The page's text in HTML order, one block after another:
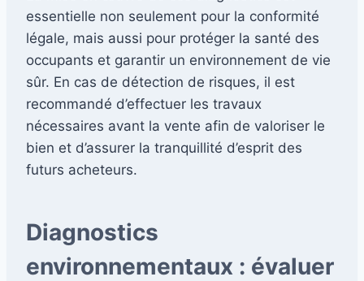
essentielle non seulement pour la conformité
légale, mais aussi pour protéger la santé des
occupants et garantir un environnement de vie
sûr. En cas de détection de risques, il est
recommandé d’effectuer les travaux
nécessaires avant la vente afin de valoriser le
bien et d’assurer la tranquillité d’esprit des
futurs acheteurs.
Diagnostics
environnementaux : évaluer